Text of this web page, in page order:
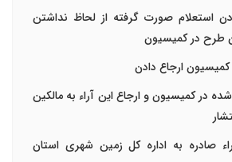
استعلام صورت گرفته از لحاظ نداشتن
طرح در کمیسیون
کمیسیون ارجاع دادن
در کمیسیون و ارجاع این آراء به مالکین
صادره به اداره کل زمین شهری استان